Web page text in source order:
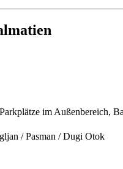
im Außenbereich,
/ Pasman / Dugi Otok